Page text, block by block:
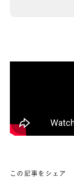
この記事をシェア